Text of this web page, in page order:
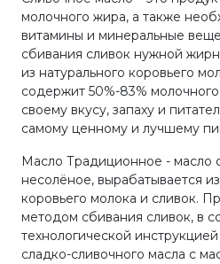
молочного жира, а также
витамины и минеральные
сбивания сливок нужной
из натурального коровьего
содержит 50%-83%
своему вкусу, запаху и
самому ценному и лучшему
Масло Традиционное - масло
несолёное, вырабатывается
коровьего молока и сливок.
методом сбивания сливок, в
технологической
сладко-сливочного масла с